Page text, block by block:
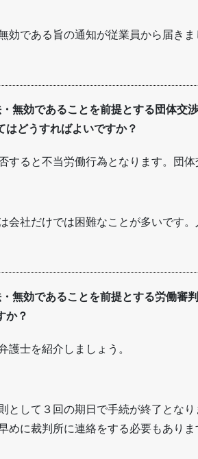
効である旨の通知が従業員から届き
無効であることを前提とする団体交
はどうすればよいですか？
すると不当労働行為となります。団体
会社だけでは困難なことが多いです
無効であることを前提とする労働審
か？
護士を紹介しましょう。
として３回の期日で手続が終了とな
めに裁判所に連絡をする必要もあり